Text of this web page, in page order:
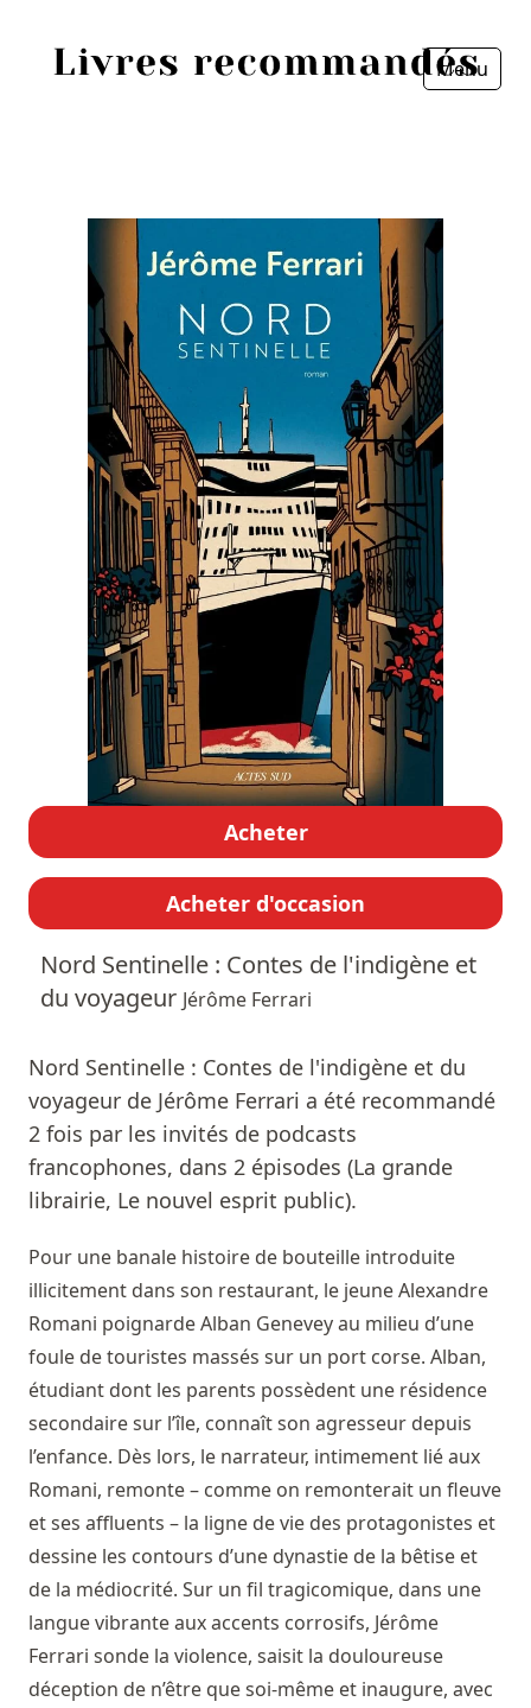
Menu
Acheter
Acheter d'occasion
Nord Sentinelle : Contes de l'indigène et
du voyageur Jérôme Ferrari
Nord Sentinelle : Contes de l'indigène et du
voyageur de Jérôme Ferrari a été recommandé
2 fois par les invités de podcasts
francophones, dans 2 épisodes (La grande
librairie, Le nouvel esprit public).
Pour une banale histoire de bouteille introduite
illicitement dans son restaurant, le jeune Alexandre
Romani poignarde Alban Genevey au milieu d’une
foule de touristes massés sur un port corse. Alban,
étudiant dont les parents possèdent une résidence
secondaire sur l’île, connaît son agresseur depuis
l’enfance. Dès lors, le narrateur, intimement lié aux
Romani, remonte – comme on remonterait un fleuve
et ses affluents – la ligne de vie des protagonistes et
dessine les contours d’une dynastie de la bêtise et
de la médiocrité. Sur un fil tragicomique, dans une
langue vibrante aux accents corrosifs, Jérôme
Ferrari sonde la violence, saisit la douloureuse
déception de n’être que soi-même et inaugure, avec
Sources
Personnes
Livres
Livres les plus recommandés
Prix littéraires
Fermer